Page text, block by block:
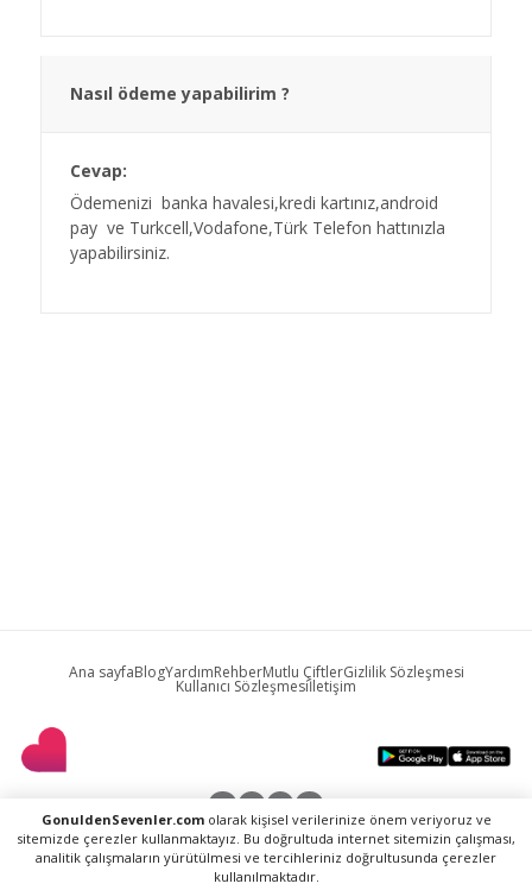
Nasıl ödeme yapabilirim ?
Cevap:
Ödemenizi banka havalesi,kredi kartınız,android
pay ve Turkcell,Vodafone,Türk Telefon hattınızla
yapabilirsiniz.
Ana sayfaBlogYardımRehberMutlu ÇiftlerGizlilik Sözleşmesi
Kullanıcı Sözleşmesiİletişim
This site is protected by reCAPTCHA and the GooglePrivacy Policyand
GonuldenSevenler.comolarak kişisel verilerinize önem veriyoruz ve
sitemizde çerezler kullanmaktayız. Bu doğrultuda internet sitemizin çalışması,
analitik çalışmaların yürütülmesi ve tercihleriniz doğrultusunda çerezler
kullanılmaktadır.